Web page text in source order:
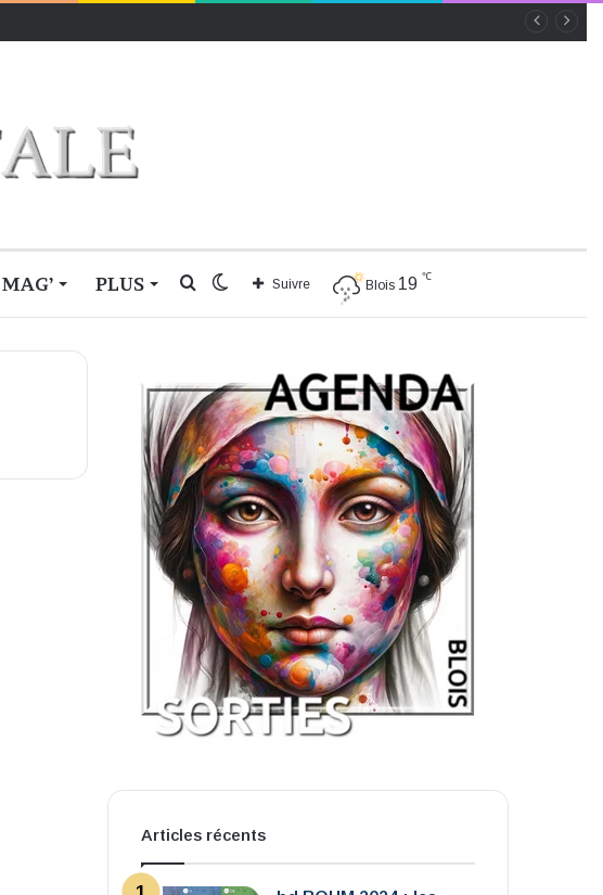
MAG’ PLUS Blois 19 ℃
Suivre
Switch
Rechercher
Articles récents